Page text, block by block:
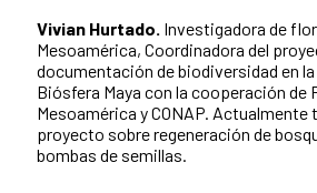
Vivian Hurtado. Investigadora de
Mesoamérica, Coordinadora del
documentación de biodiversidad en la
Biósfera Maya con la cooperación de
Mesoamérica y CONAP. Actualmente
proyecto sobre regeneración de
bombas de semillas.